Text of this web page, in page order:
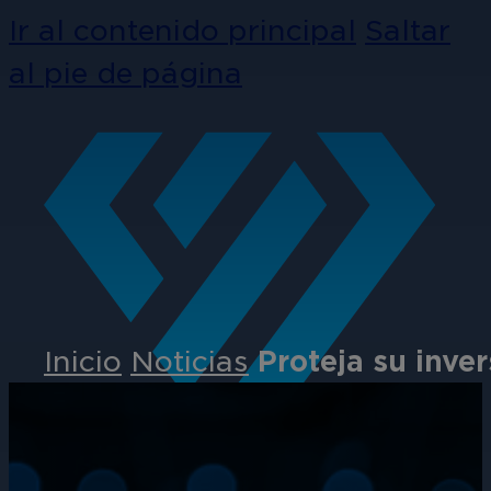
Inicio Noticias Proteja su